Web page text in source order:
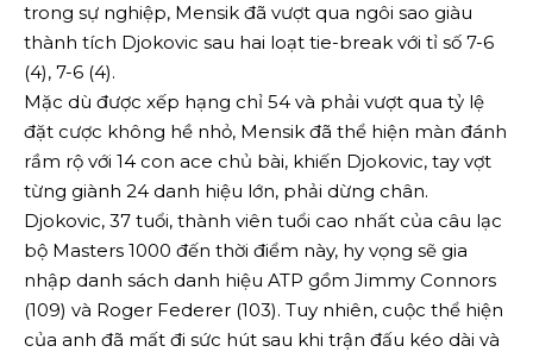
trong sự nghiệp, Mensik đã vượt qua ngôi sao giàu
thành tích Djokovic sau hai loạt tie-break với tỉ số 7-6
(4), 7-6 (4).
Mặc dù được xếp hạng chỉ 54 và phải vượt qua tỷ lệ
đặt cược không hề nhỏ, Mensik đã thể hiện màn đánh
rầm rộ với 14 con ace chủ bài, khiến Djokovic, tay vợt
từng giành 24 danh hiệu lớn, phải dừng chân.
Djokovic, 37 tuổi, thành viên tuổi cao nhất của câu lạc
bộ Masters 1000 đến thời điểm này, hy vọng sẽ gia
nhập danh sách danh hiệu ATP gồm Jimmy Connors
(109) và Roger Federer (103). Tuy nhiên, cuộc thể hiện
của anh đã mất đi sức hút sau khi trận đấu kéo dài và